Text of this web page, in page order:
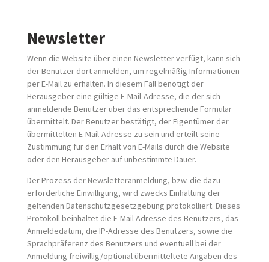
Newsletter
Wenn die Website über einen Newsletter verfügt, kann sich
der Benutzer dort anmelden, um regelmäßig Informationen
per E-Mail zu erhalten. In diesem Fall benötigt der
Herausgeber eine gültige E-Mail-Adresse, die der sich
anmeldende Benutzer über das entsprechende Formular
übermittelt. Der Benutzer bestätigt, der Eigentümer der
übermittelten E-Mail-Adresse zu sein und erteilt seine
Zustimmung für den Erhalt von E-Mails durch die Website
oder den Herausgeber auf unbestimmte Dauer.
Der Prozess der Newsletteranmeldung, bzw. die dazu
erforderliche Einwilligung, wird zwecks Einhaltung der
geltenden Datenschutzgesetzgebung protokolliert. Dieses
Protokoll beinhaltet die E-Mail Adresse des Benutzers, das
Anmeldedatum, die IP-Adresse des Benutzers, sowie die
Sprachpräferenz des Benutzers und eventuell bei der
Anmeldung freiwillig/optional übermitteltete Angaben des